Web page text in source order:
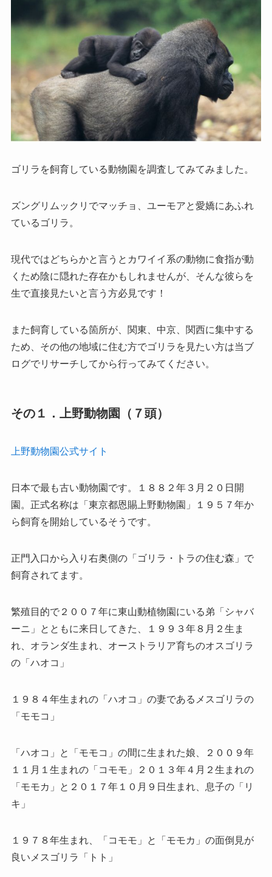
ゴリラを飼育している動物園を調査してみてみました。
ズングリムックリでマッチョ、ユーモアと愛嬌にあふれ
ているゴリラ。
現代ではどちらかと言うとカワイイ系の動物に食指が動
くため陰に隠れた存在かもしれませんが、そんな彼らを
生で直接見たいと言う方必見です！
また飼育している箇所が、関東、中京、関西に集中する
ため、その他の地域に住む方でゴリラを見たい方は当ブ
ログでリサーチしてから行ってみてください。
その１．上野動物園（７頭）
上野動物園公式サイト
日本で最も古い動物園です。１８８２年３月２０日開
園。正式名称は「東京都恩賜上野動物園」１９５７年か
ら飼育を開始しているそうです。
正門入口から入り右奥側の「ゴリラ・トラの住む森」で
飼育されてます。
繁殖目的で２００７年に東山動植物園にいる弟「シャバ
ーニ」とともに来日してきた、１９９３年８月２生ま
れ、オランダ生まれ、オーストラリア育ちのオスゴリラ
の「ハオコ」
１９８４年生まれの「ハオコ」の妻であるメスゴリラの
「モモコ」
「ハオコ」と「モモコ」の間に生まれた娘、２００９年
１１月１生まれの「コモモ」２０１３年４月２生まれの
「モモカ」と２０１７年１０月９日生まれ、息子の「リ
キ」
１９７８年生まれ、「コモモ」と「モモカ」の面倒見が
良いメスゴリラ「トト」